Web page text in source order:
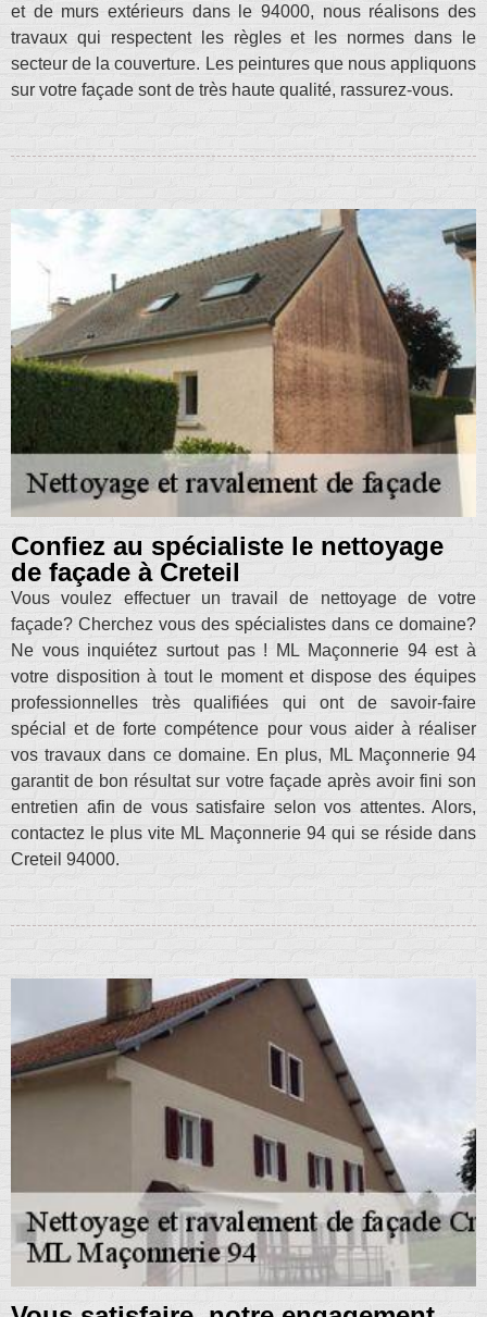
et de murs extérieurs dans le 94000, nous réalisons des
travaux qui respectent les règles et les normes dans le
secteur de la couverture. Les peintures que nous appliquons
sur votre façade sont de très haute qualité, rassurez-vous.
Confiez au spécialiste le nettoyage
de façade à Creteil
Vous voulez effectuer un travail de nettoyage de votre
façade? Cherchez vous des spécialistes dans ce domaine?
Ne vous inquiétez surtout pas ! ML Maçonnerie 94 est à
votre disposition à tout le moment et dispose des équipes
professionnelles très qualifiées qui ont de savoir-faire
spécial et de forte compétence pour vous aider à réaliser
vos travaux dans ce domaine. En plus, ML Maçonnerie 94
garantit de bon résultat sur votre façade après avoir fini son
entretien afin de vous satisfaire selon vos attentes. Alors,
contactez le plus vite ML Maçonnerie 94 qui se réside dans
Creteil 94000.